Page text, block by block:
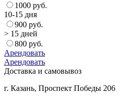
1000 руб.
10-15 дня
900 руб.
> 15 дней
800 руб.
Арендовать
Арендовать
Доставка и самовывоз
г. Казань, Проспект Победы 206